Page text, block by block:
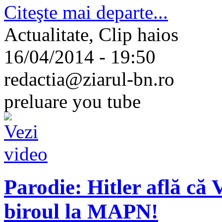
Citeşte mai departe...
Actualitate, Clip haios
16/04/2014 - 19:50
redactia@ziarul-bn.ro
preluare you tube
Parodie: Hitler află că
biroul la MAPN!